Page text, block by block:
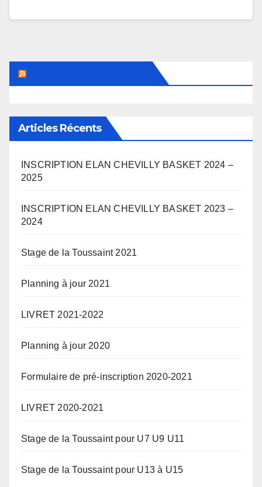
Articles Récents
INSCRIPTION ELAN CHEVILLY BASKET 2024 –
2025
INSCRIPTION ELAN CHEVILLY BASKET 2023 –
2024
Stage de la Toussaint 2021
Planning à jour 2021
LIVRET 2021-2022
Planning à jour 2020
Formulaire de pré-inscription 2020-2021
LIVRET 2020-2021
Stage de la Toussaint pour U7 U9 U11
Stage de la Toussaint pour U13 à U15